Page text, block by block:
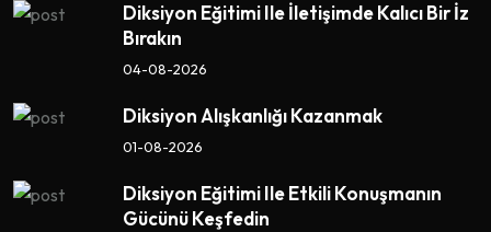
Diksiyon Eğitimi Ile İletişimde Kalıcı Bir İz
Bırakın
04-08-2026
Diksiyon Alışkanlığı Kazanmak
01-08-2026
Diksiyon Eğitimi Ile Etkili Konuşmanın
Gücünü Keşfedin